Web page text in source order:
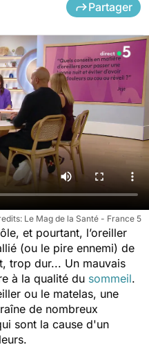
Partager
Le Mag de la Santé - France 5
et pourtant, l’oreiller
(ou le pire ennemi) de
trop dur... Un mauvais
à la qualité du sommeil.
ou le matelas, une
de nombreux
sont la cause d'un